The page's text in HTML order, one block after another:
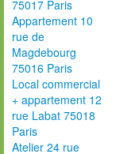
75017 Paris
Appartement 10
rue de
Magdebourg
75016 Paris
Local commercial
+ appartement 12
rue Labat 75018
Paris
Atelier 24 rue